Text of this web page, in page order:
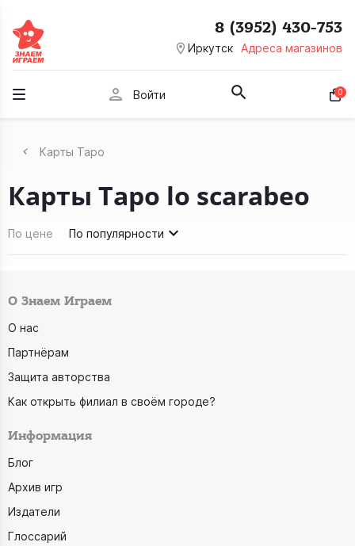
room Иркутск Адреса магазинов
8 (3952) 430-753
person Войти 0
Карты Таро
Карты Таро lo scarabeo
По цене По популярности
О Знаем Играем
О нас
Партнёрам
Защита авторства
Как открыть филиал в своём городе?
Информация
Блог
Архив игр
Издатели
Глоссарий